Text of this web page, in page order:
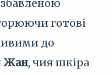
готові
до
Жан, чия шкіра